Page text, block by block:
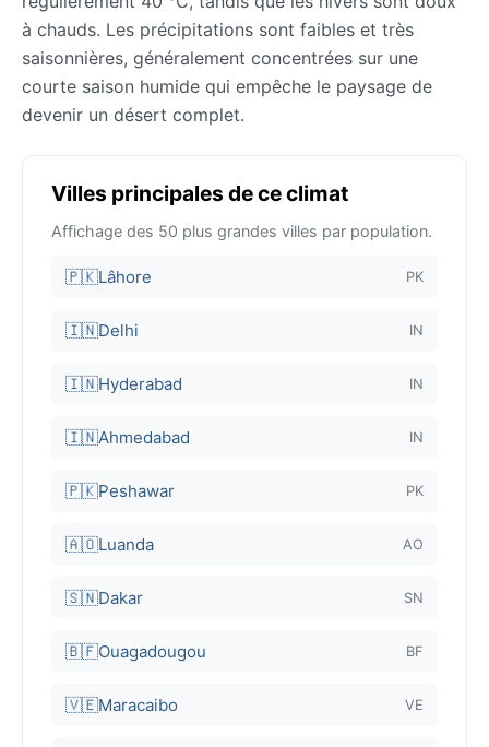
à chauds. Les précipitations sont faibles et très
saisonnières, généralement concentrées sur une
courte saison humide qui empêche le paysage de
devenir un désert complet.
Villes principales de ce climat
Affichage des 50 plus grandes villes par population.
🇵🇰Lâhore PK
🇮🇳Delhi IN
🇮🇳Hyderabad IN
🇮🇳Ahmedabad IN
🇵🇰Peshawar PK
🇦🇴Luanda AO
🇸🇳Dakar SN
🇧🇫Ouagadougou BF
🇻🇪Maracaibo VE